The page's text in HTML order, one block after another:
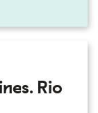
Rio